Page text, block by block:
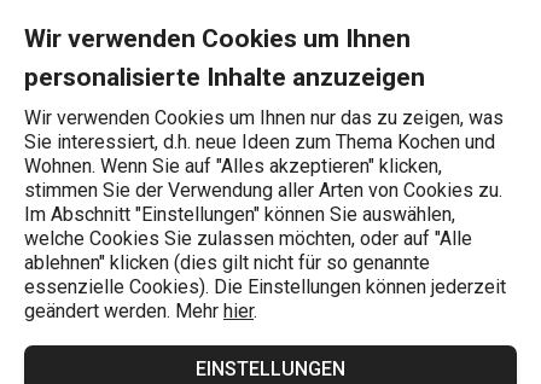
Wir verwenden Cookies um Ihnen
personalisierte Inhalte anzuzeigen
Wir verwenden Cookies um Ihnen nur das zu zeigen, was
Sie interessiert, d.h. neue Ideen zum Thema Kochen und
Wohnen. Wenn Sie auf "Alles akzeptieren" klicken,
stimmen Sie der Verwendung aller Arten von Cookies zu.
Im Abschnitt "Einstellungen" können Sie auswählen,
welche Cookies Sie zulassen möchten, oder auf "Alle
ablehnen" klicken (dies gilt nicht für so genannte
essenzielle Cookies). Die Einstellungen können jederzeit
geändert werden. Mehr hier.
EINSTELLUNGEN
Wonach suchen Sie?
Ofenfeste Töpfe
Bratpfanne PRESIDENT ø 24 cm
Versandkostenfrei